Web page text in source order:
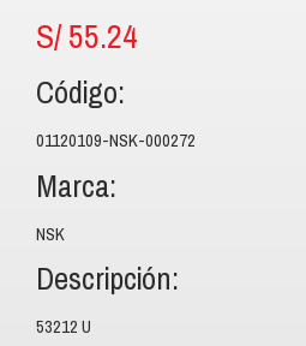
S/55.24
Código:
01120109-NSK-000272
Marca:
NSK
Descripción:
53212 U